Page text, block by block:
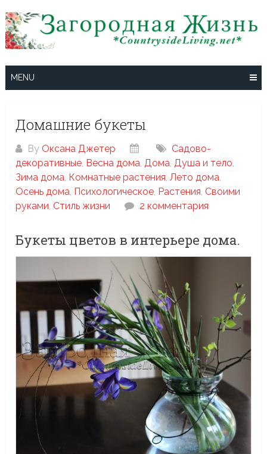
to
content
MENU
Домашние букеты
By Оксана Джетер
Cадово-
декоративные, Весна дома,Дома,Душа и тело,
Зима дома, Комнатные растения,Лето дома,
Осень дома, Психологическое, Растения, Своими
руками, Стиль жизни 2 комментария
Букеты цветов в интерьере дома.